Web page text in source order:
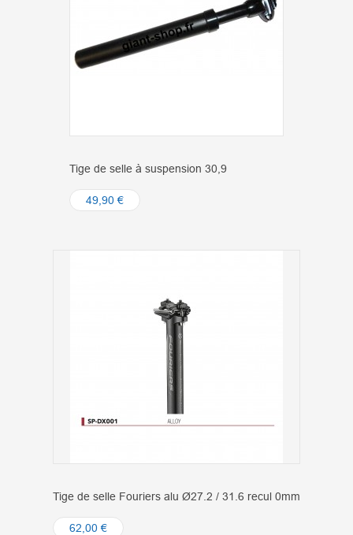
Tige de selle à suspension 30,9
49,90 €
Tige de selle Fouriers alu Ø27.2 / 31.6 recul 0mm
62,00 €